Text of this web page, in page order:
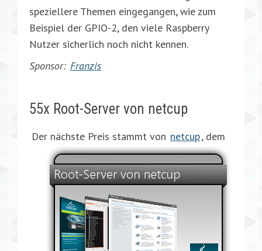
speziellere Themen eingegangen, wie zum
Beispiel der GPIO-2, den viele Raspberry
Nutzer sicherlich noch nicht kennen.
Sponsor: Franzis
55x Root-Server von netcup
Der nächste Preis stammt von netcup, dem